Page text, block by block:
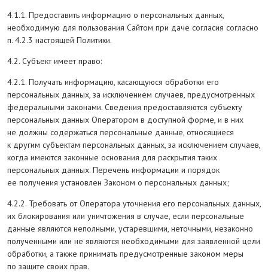
4.1.1. Предоставить информацию о персональных данных,
необходимую для пользования Сайтом при даче согласия согласно
п. 4.2.3 настоящей Политики.
4.2. Субъект имеет право:
4.2.1. Получать информацию, касающуюся обработки его
персональных данных, за исключением случаев, предусмотренных
федеральными законами. Сведения предоставляются субъекту
персональных данных Оператором в доступной форме, и в них
не должны содержаться персональные данные, относящиеся
к другим субъектам персональных данных, за исключением случаев,
когда имеются законные основания для раскрытия таких
персональных данных. Перечень информации и порядок
ее получения установлен Законом о персональных данных;
4.2.2. Требовать от Оператора уточнения его персональных данных,
их блокирования или уничтожения в случае, если персональные
данные являются неполными, устаревшими, неточными, незаконно
полученными или не являются необходимыми для заявленной цели
обработки, а также принимать предусмотренные законом меры
по защите своих прав.